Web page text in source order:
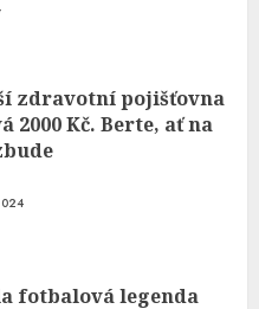
zdravotní pojišťovna
2000 Kč. Berte, ať na
fotbalová legenda